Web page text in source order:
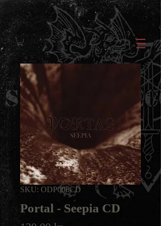
SKU: ODP006CD
Portal - Seepia CD